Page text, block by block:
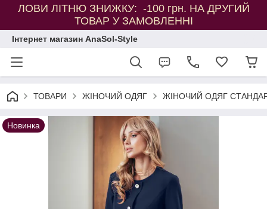
ЛОВИ ЛІТНЮ ЗНИЖКУ: -100 грн. НА ДРУГИЙ
ТОВАР У ЗАМОВЛЕННІ
Інтернет магазин AnaSol-Style
ТОВАРИ ЖІНОЧИЙ ОДЯГ ЖІНОЧИЙ ОДЯГ
Новинка